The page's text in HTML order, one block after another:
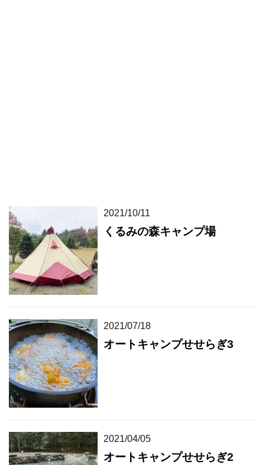
2021/10/11
くるみの森キャンプ場
2021/07/18
オートキャンプせせらぎ3
2021/04/05
オートキャンプせせらぎ2